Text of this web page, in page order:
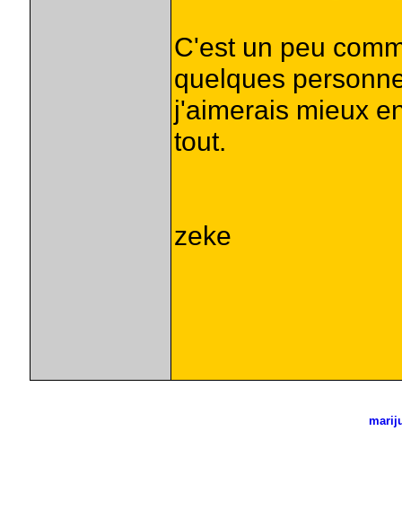
C'est un peu
quelques
j'aimerais mieux
tout.
zeke